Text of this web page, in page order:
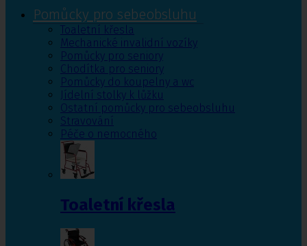
Pomůcky pro sebeobsluhu
Toaletní křesla
Mechanické invalidní vozíky
Pomůcky pro seniory
Chodítka pro seniory
Pomůcky do koupelny a wc
Jídelní stolky k lůžku
Ostatní pomůcky pro sebeobsluhu
Stravování
Péče o nemocného
Toaletní křesla